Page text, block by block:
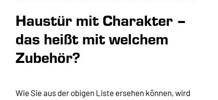
Haustür mit Charakter –
das heißt mit welchem
Zubehör?
Wie Sie aus der obigen Liste ersehen können, wird